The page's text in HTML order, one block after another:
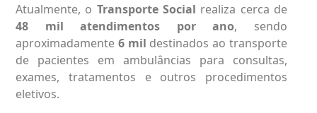
Atualmente, o Transporte Social realiza cerca de
48 mil atendimentos por ano, sendo
aproximadamente 6 mil destinados ao transporte
de pacientes em ambulâncias para consultas,
exames, tratamentos e outros procedimentos
eletivos.